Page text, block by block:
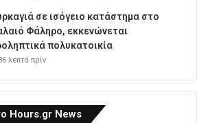
σε ισόγειο κατάστημα στο
Φάληρο, εκκενώνεται
πολυκατοικία
λεπτά πρίν
Hours.gr News